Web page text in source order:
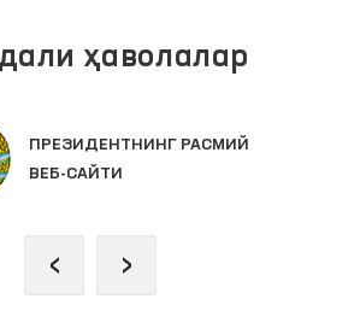
ҳаволалар
ПРЕЗИДЕНТНИНГ РАСМИЙ
ВЕБ-САЙТИ
‹ ›